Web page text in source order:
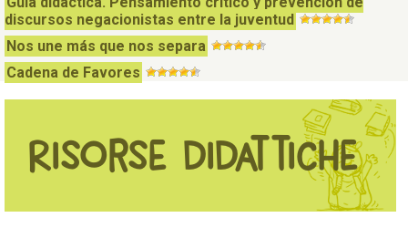
discursos negacionistas entre la juventud
Nos une más que nos separa
Cadena de Favores
Risorse didattiche